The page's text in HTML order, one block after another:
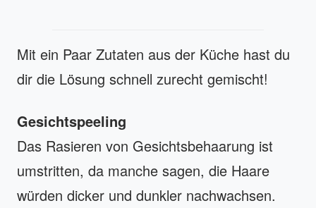
Mit ein Paar Zutaten aus der Küche hast du
dir die Lösung schnell zurecht gemischt!
Gesichtspeeling
Das Rasieren von Gesichtsbehaarung ist
umstritten, da manche sagen, die Haare
würden dicker und dunkler nachwachsen.